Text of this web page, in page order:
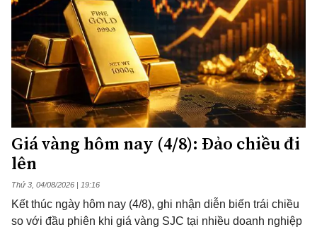
Giá vàng hôm nay (4/8): Đảo chiều đi
lên
Thứ 3, 04/08/2026 | 19:16
Kết thúc ngày hôm nay (4/8), ghi nhận diễn biến trái chiều
so với đầu phiên khi giá vàng SJC tại nhiều doanh nghiệp